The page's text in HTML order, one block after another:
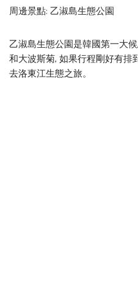
周邊景點: 乙淑島生態公園
乙淑島生態公園是韓國第一大
和大波斯菊, 如果行程剛好有排
去洛東江生態之旅。